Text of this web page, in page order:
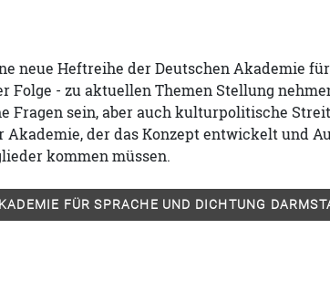
neue Heftreihe der Deutschen Akademie
Folge - zu aktuellen Themen Stellung
Fragen sein, aber auch kulturpolitische
Akademie, der das Konzept entwickelt und
kommen müssen.
FÜR SPRACHE UND DICHTUNG